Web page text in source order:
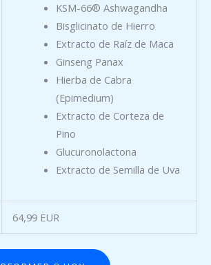
KSM-66® Ashwagandha
Bisglicinato de Hierro
Extracto de Raíz de Maca
Ginseng Panax
Hierba de Cabra
(Epimedium)
Extracto de Corteza de
Pino
Glucuronolactona
Extracto de Semilla de Uva
64,99 EUR